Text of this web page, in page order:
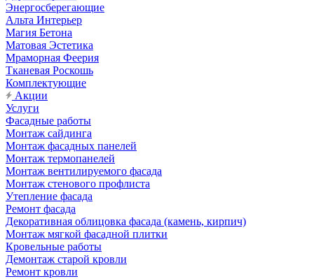
Энергосберегающие
Альта Интерьер
Магия Бетона
Матовая Эстетика
Мраморная Феерия
Тканевая Роскошь
Комплектующие
Акции
Услуги
Фасадные работы
Монтаж сайдинга
Монтаж фасадных панелей
Монтаж термопанелей
Монтаж вентилируемого фасада
Монтаж стенового профлиста
Утепление фасада
Ремонт фасада
Декоративная облицовка фасада (камень, кирпич)
Монтаж мягкой фасадной плитки
Кровельные работы
Демонтаж старой кровли
Ремонт кровли